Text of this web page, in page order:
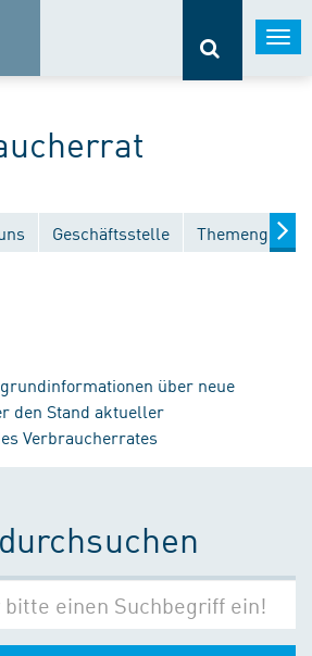
Geschäftsstelle
über neue
den Stand aktueller
Verbraucherrates